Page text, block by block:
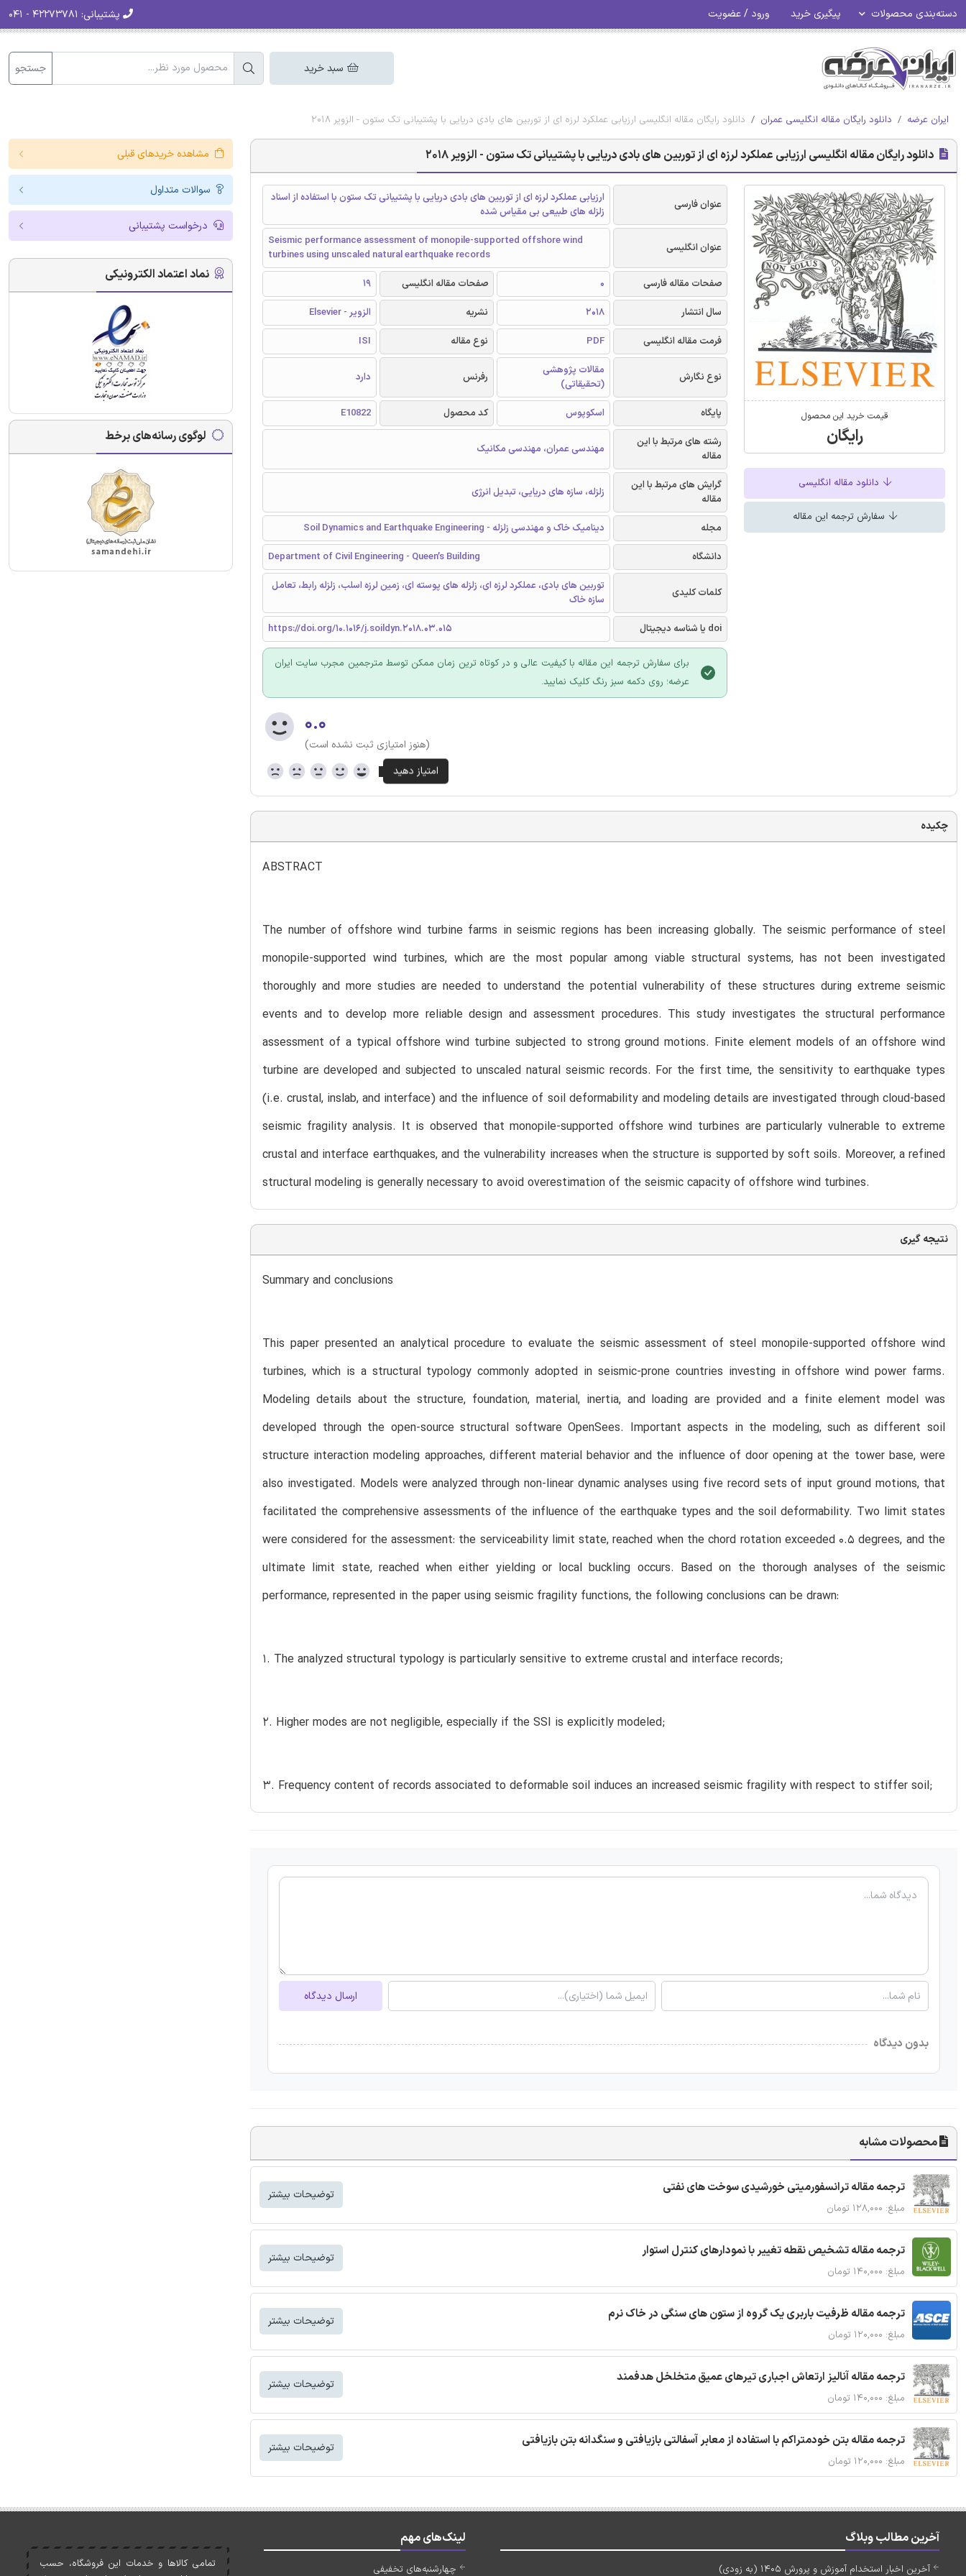
دسته‌بندی محصولات پیگیری خرید ورود / عضویت پشتیبانی:
سبد خرید جستجو
ایران عرضه دانلود رایگان مقاله انگلیسی عمران دانلود رایگان مقاله انگلیسی ارزیابی عملکرد لرزه ای از توربین های بادی دریایی با پشتیبانی تک ستون - الزویر 2018
دانلود رایگان مقاله انگلیسی ارزیابی عملکرد لرزه ای از توربین های بادی دریایی با پشتیبانی تک ستون - الزویر 2018
قیمت خرید این محصول
رایگان
دانلود مقاله انگلیسی
سفارش ترجمه این مقاله
عنوان فارسی
ارزیابی عملکرد لرزه ای از توربین های بادی دریایی با پشتیبانی تک ستون با استفاده از اسناد
زلزله های طبیعی بی مقیاس شده
عنوان انگلیسی
Seismic performance assessment of monopile-supported offshore wind
turbines using unscaled natural earthquake records
صفحات مقاله فارسی
0 صفحات مقاله انگلیسی
19
سال انتشار
2018 نشریه
الزویر - Elsevier
فرمت مقاله انگلیسی
PDF نوع مقاله ISI
نوع نگارش
مقالات پژوهشی
(تحقیقاتی)
رفرنس دارد
پایگاه اسکوپوس کد محصول
E10822
رشته های مرتبط با این
مقاله
مهندسی عمران، مهندسی مکانیک
گرایش های مرتبط با این
مقاله
زلزله، سازه های دریایی، تبدیل انرژی
مجله
دینامیک خاک و مهندسی زلزله - Soil Dynamics and Earthquake Engineering
دانشگاه
Department of Civil Engineering - Queen’s Building
کلمات کلیدی
توربین های بادی، عملکرد لرزه ای، زلزله های پوسته ای، زمین لرزه اسلب، زلزله رابط، تعامل
سازه خاک
doi یا شناسه دیجیتال
https://doi.org/10.1016/j.soildyn.2018.03.015
برای سفارش ترجمه این مقاله با کیفیت عالی و در کوتاه ترین زمان ممکن توسط مترجمین مجرب سایت ایران
عرضه؛ روی دکمه سبز رنگ کلیک نمایید.
۰.۰
(هنوز امتیازی ثبت نشده است)
چکیده
ABSTRACT
The number of offshore wind turbine farms in seismic regions has been increasing globally. The seismic performance of steel
monopile-supported wind turbines, which are the most popular among viable structural systems, has not been investigated
thoroughly and more studies are needed to understand the potential vulnerability of these structures during extreme seismic
events and to develop more reliable design and assessment procedures. This study investigates the structural performance
assessment of a typical offshore wind turbine subjected to strong ground motions. Finite element models of an offshore wind
turbine are developed and subjected to unscaled natural seismic records. For the first time, the sensitivity to earthquake types
(i.e. crustal, inslab, and interface) and the influence of soil deformability and modeling details are investigated through cloud-based
seismic fragility analysis. It is observed that monopile-supported offshore wind turbines are particularly vulnerable to extreme
crustal and interface earthquakes, and the vulnerability increases when the structure is supported by soft soils. Moreover, a refined
structural modeling is generally necessary to avoid overestimation of the seismic capacity of offshore wind turbines.
نتیجه گیری
Summary and conclusions
This paper presented an analytical procedure to evaluate the seismic assessment of steel monopile-supported offshore wind
turbines, which is a structural typology commonly adopted in seismic-prone countries investing in offshore wind power farms.
Modeling details about the structure, foundation, material, inertia, and loading are provided and a finite element model was
developed through the open-source structural software OpenSees. Important aspects in the modeling, such as different soil
structure interaction modeling approaches, different material behavior and the influence of door opening at the tower base, were
also investigated. Models were analyzed through non-linear dynamic analyses using five record sets of input ground motions, that
facilitated the comprehensive assessments of the influence of the earthquake types and the soil deformability. Two limit states
were considered for the assessment: the serviceability limit state, reached when the chord rotation exceeded 0.5 degrees, and the
ultimate limit state, reached when either yielding or local buckling occurs. Based on the thorough analyses of the seismic
performance, represented in the paper using seismic fragility functions, the following conclusions can be drawn:
1. The analyzed structural typology is particularly sensitive to extreme crustal and interface records;
2. Higher modes are not negligible, especially if the SSI is explicitly modeled;
3. Frequency content of records associated to deformable soil induces an increased seismic fragility with respect to stiffer soil;
ارسال دیدگاه
بدون دیدگاه
محصولات مشابه
ترجمه مقاله ترانسفورمیتی خورشیدی سوخت های نفتی
مبلغ: ۱۲۸,۰۰۰ تومان
توضیحات بیشتر
ترجمه مقاله تشخیص نقطه تغییر با نمودارهای کنترل استوار
مبلغ: ۱۴۰,۰۰۰ تومان
توضیحات بیشتر
ترجمه مقاله ظرفیت باربری یک گروه از ستون های سنگی در خاک نرم
مبلغ: ۱۲۰,۰۰۰ تومان
توضیحات بیشتر
ترجمه مقاله آنالیز ارتعاش اجباری تیرهای عمیق متخلخل هدفمند
مبلغ: ۱۴۰,۰۰۰ تومان
توضیحات بیشتر
ترجمه مقاله بتن خودمتراکم با استفاده از معابر آسفالتی بازیافتی و سنگدانه بتن بازیافتی
مبلغ: ۱۲۰,۰۰۰ تومان
توضیحات بیشتر
مشاهده خریدهای قبلی
سوالات متداول
درخواست پشتیبانی
نماد اعتماد الکترونیکی
لوگوی رسانه‌های برخط
آخرین مطالب وبلاگ
آخرین اخبار استخدام آموزش و پرورش 1405 (به زودی)
لینک‌های مهم
چهارشنبه‌های تخفیفی
تمامی کالاها و خدمات اين فروشگاه، حسب